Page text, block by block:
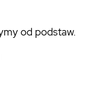
od podstaw.